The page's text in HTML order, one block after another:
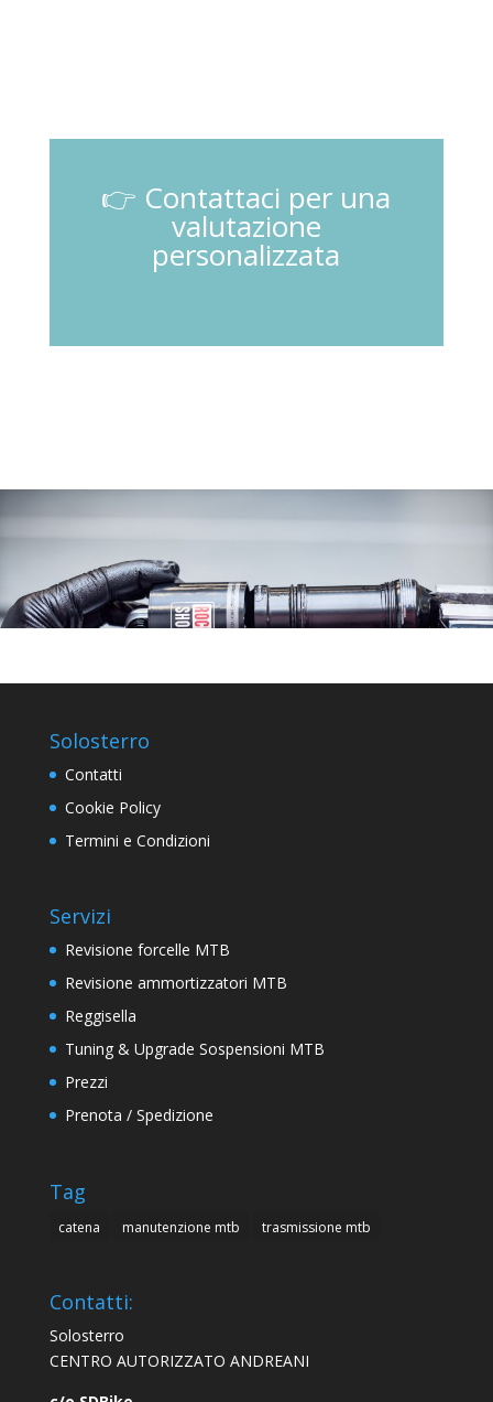
👉 Contattaci per una
valutazione
personalizzata
Solosterro
Contatti
Cookie Policy
Termini e Condizioni
Servizi
Revisione forcelle MTB
Revisione ammortizzatori MTB
Reggisella
Tuning & Upgrade Sospensioni MTB
Prezzi
Prenota / Spedizione
Tag
catena manutenzione mtb trasmissione mtb
Contatti:
Solosterro
CENTRO AUTORIZZATO ANDREANI